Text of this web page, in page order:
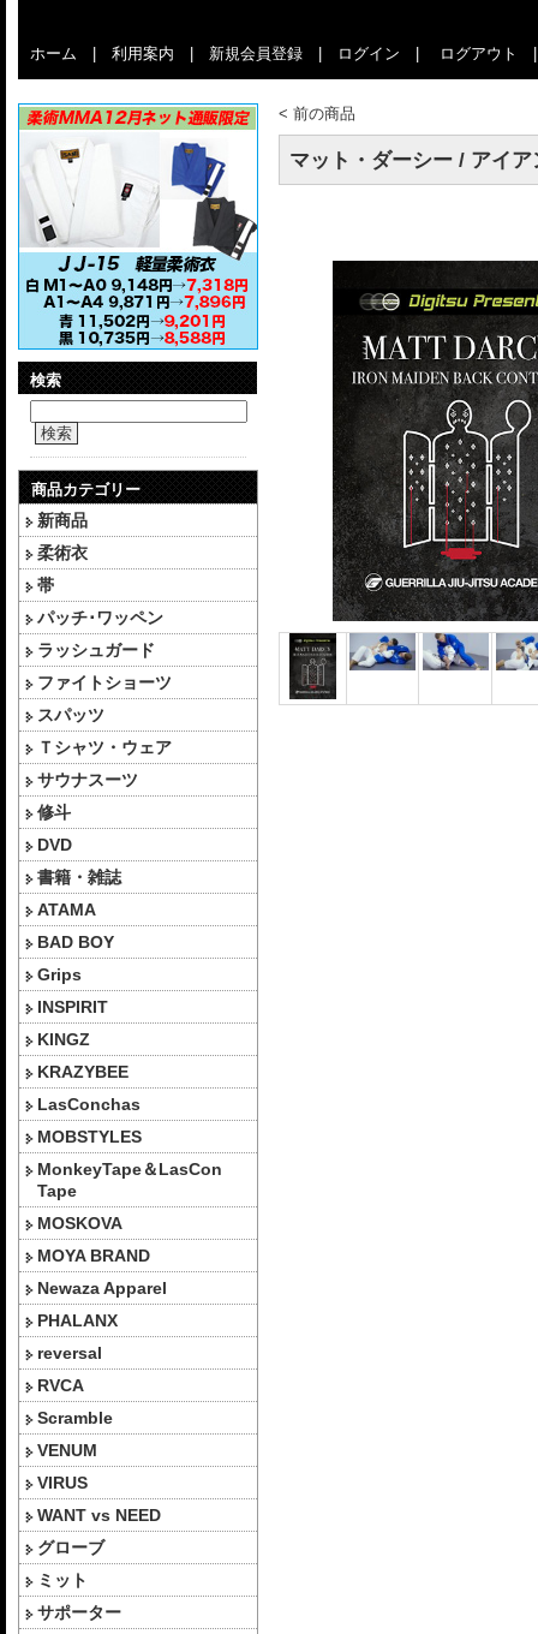
ホーム 利用案内 新規会員登録 ログイン ログアウト
検索
検索
商品カテゴリー
新商品
柔術衣
帯
パッチ･ワッペン
ラッシュガード
ファイトショーツ
スパッツ
Ｔシャツ・ウェア
サウナスーツ
修斗
DVD
書籍・雑誌
ATAMA
BAD BOY
Grips
INSPIRIT
KINGZ
KRAZYBEE
LasConchas
MOBSTYLES
MonkeyTape＆LasCon
Tape
MOSKOVA
MOYA BRAND
Newaza Apparel
PHALANX
reversal
RVCA
Scramble
VENUM
VIRUS
WANT vs NEED
グローブ
ミット
サポーター
< 前の商品
マット・ダーシー / アイ